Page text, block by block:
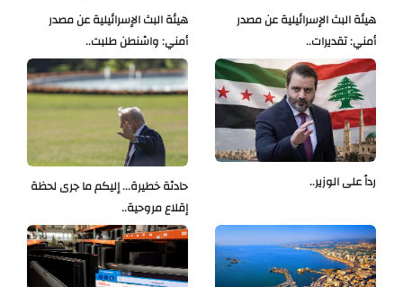
هيئة البث الإسرائيلية عن مصدر
أمني: واشنطن طلبت..
هيئة البث الإسرائيلية عن مصدر
أمني: تقديرات..
حادثة خطيرة... إليكم ما جرى لحظة
إقلاع مروحية..
رداً على الوزير..